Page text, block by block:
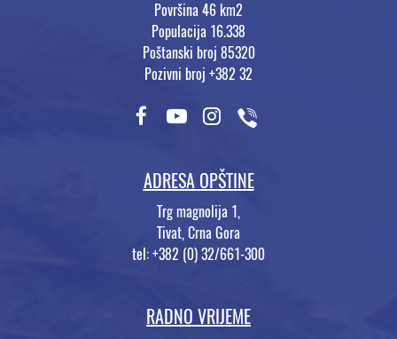
Površina 46 km2
Populacija 16.338
Poštanski broj 85320
Pozivni broj +382 32
ADRESA OPŠTINE
Trg magnolija 1,
Tivat, Crna Gora
tel: +382 (0) 32/661-300
RADNO VRIJEME